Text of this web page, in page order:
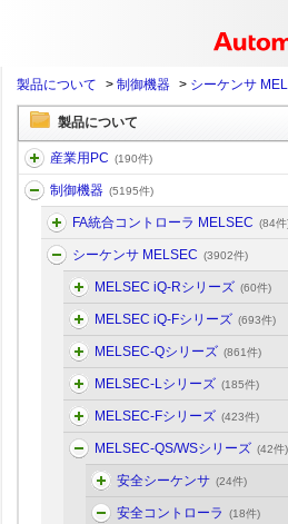
製品について > 制御機器 > シーケンサ
製品について
産業用PC (190件)
制御機器 (5195件)
FA統合コントローラ MELSEC (84件
シーケンサ MELSEC (3902件)
MELSEC iQ-Rシリーズ (60件)
MELSEC iQ-Fシリーズ (693件)
MELSEC-Qシリーズ (861件)
MELSEC-Lシリーズ (185件)
MELSEC-Fシリーズ (423件)
MELSEC-QS/WSシリーズ (42件)
安全シーケンサ (24件)
安全コントローラ (18件)